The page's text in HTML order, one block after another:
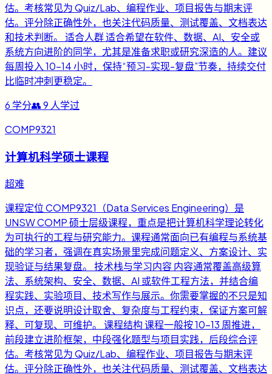
估。考核常见为 Quiz/Lab、编程作业、项目报告与期末评
估。评分除正确性外，也关注代码质量、测试覆盖、文档表达
和技术判断。 适合人群 适合希望在软件、数据、AI、安全或
系统方向进阶的同学，尤其是准备求职或研究深造的人。建议
每周投入 10-14 小时，保持“预习-实现-复盘”节奏，持续交付
比临时冲刺更稳定。
6 学分👥9 人学过
COMP9321
计算机科学硕士课程
超难
课程定位 COMP9321（Data Services Engineering）是
UNSW COMP 硕士层级课程，重点是把计算机科学理论转化
为可执行的工程与研究能力。课程通常面向已有编程与系统基
础的学习者，强调在真实场景里完成问题定义、方案设计、实
现验证与结果复盘。 技术栈与学习内容 内容通常覆盖高级算
法、系统架构、安全、数据、AI 或软件工程方法，并结合编
程实践、实验项目、技术写作与展示。你需要掌握的不只是知
识点，还要说明设计取舍、复杂度与工程约束，保证方案可解
释、可复现、可维护。 课程结构 课程一般按 10-13 周推进，
前段建立进阶框架，中段强化题型与项目实践，后段综合评
估。考核常见为 Quiz/Lab、编程作业、项目报告与期末评
估。评分除正确性外，也关注代码质量、测试覆盖、文档表达